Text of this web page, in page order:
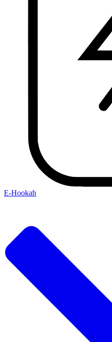
E-Hookah